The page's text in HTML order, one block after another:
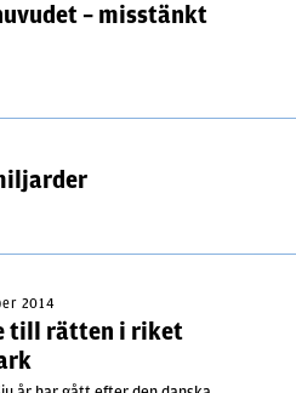
– misstänkt
2014
till rätten i riket